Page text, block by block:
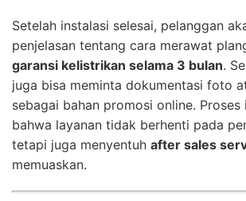
Setelah instalasi selesai, pelanggan
penjelasan tentang cara merawat
garansi kelistrikan selama 3 bulan.
juga bisa meminta dokumentasi foto
sebagai bahan promosi online. Proses
bahwa layanan tidak berhenti pada
tetapi juga menyentuh after sales
memuaskan.